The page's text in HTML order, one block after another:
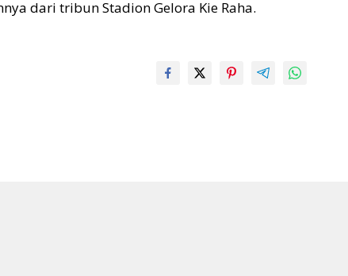
dari tribun Stadion Gelora Kie Raha.